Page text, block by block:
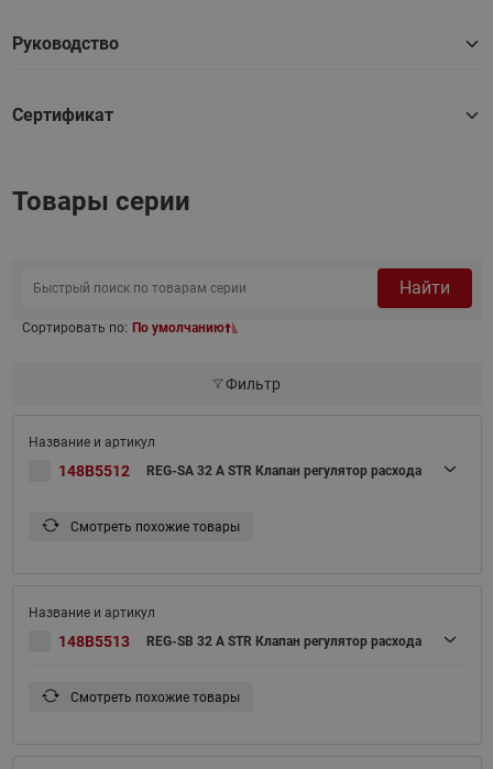
Руководство
Сертификат
Товары серии
Найти
Сортировать по: По умолчанию
Фильтр
148B5512 REG-SA 32 A STR Клапан регулятор расхода
Смотреть похожие товары
148B5513 REG-SB 32 A STR Клапан регулятор расхода
Смотреть похожие товары